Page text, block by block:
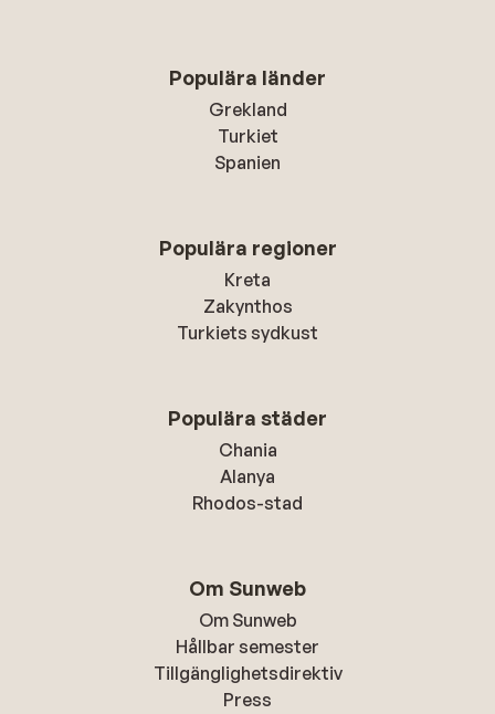
Populära länder
Grekland
Turkiet
Spanien
Populära regioner
Kreta
Zakynthos
Turkiets sydkust
Populära städer
Chania
Alanya
Rhodos-stad
Om Sunweb
Om Sunweb
Hållbar semester
Tillgänglighetsdirektiv
Press